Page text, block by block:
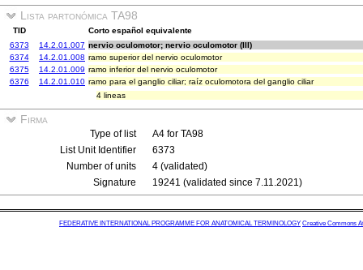
Lista partonómica TA98
TID
Corto español equivalente
6373
14.2.01.007 nervio oculomotor; nervio oculomotor (III)
6374
14.2.01.008 ramo superior del nervio oculomotor
6375
14.2.01.009 ramo inferior del nervio oculomotor
6376
14.2.01.010 ramo para el ganglio ciliar; raíz oculomotora del ganglio ciliar
4 lineas
Firma
Type of list
A4 for TA98
List Unit Identifier
6373
Number of units
4 (validated)
Signature
19241 (validated since 7.11.2021)
FEDERATIVE INTERNATIONAL PROGRAMME FOR ANATOMICAL TERMINOLOGY Creative Commons